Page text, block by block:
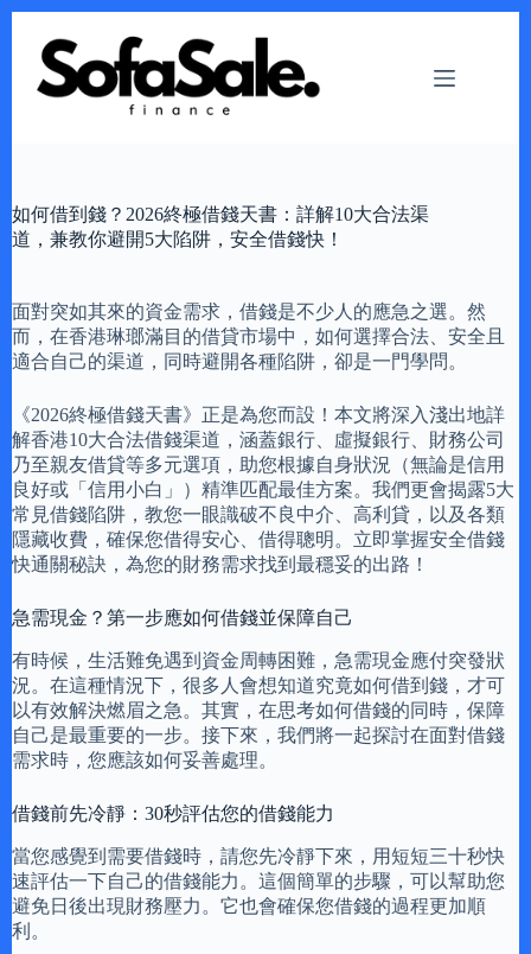
content
如何借到錢？2026終極借錢天書：詳解10大合法渠
道，兼教你避開5大陷阱，安全借錢快！
面對突如其來的資金需求，借錢是不少人的應急之選。然
而，在香港琳瑯滿目的借貸市場中，如何選擇合法、安全且
適合自己的渠道，同時避開各種陷阱，卻是一門學問。
《2026終極借錢天書》正是為您而設！本文將深入淺出地詳
解香港10大合法借錢渠道，涵蓋銀行、虛擬銀行、財務公司
乃至親友借貸等多元選項，助您根據自身狀況（無論是信用
良好或「信用小白」）精準匹配最佳方案。我們更會揭露5大
常見借錢陷阱，教您一眼識破不良中介、高利貸，以及各類
隱藏收費，確保您借得安心、借得聰明。立即掌握安全借錢
快通關秘訣，為您的財務需求找到最穩妥的出路！
急需現金？第一步應如何借錢並保障自己
有時候，生活難免遇到資金周轉困難，急需現金應付突發狀
況。在這種情況下，很多人會想知道究竟如何借到錢，才可
以有效解決燃眉之急。其實，在思考如何借錢的同時，保障
自己是最重要的一步。接下來，我們將一起探討在面對借錢
需求時，您應該如何妥善處理。
借錢前先冷靜：30秒評估您的借錢能力
當您感覺到需要借錢時，請您先冷靜下來，用短短三十秒快
速評估一下自己的借錢能力。這個簡單的步驟，可以幫助您
避免日後出現財務壓力。它也會確保您借錢的過程更加順
利。